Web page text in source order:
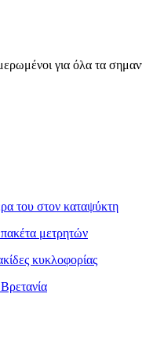
για όλα τα
του στον καταψύκτη
μετρητών
κυκλοφορίας